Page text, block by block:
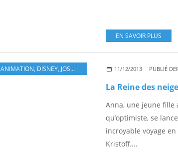
EN SAVOIR PLUS
ANIMATION, DISNEY, JOSH GAD ALAN TUDYK11/12/2013 PUBLIÉ
La Reine des
Anna, une jeune fille
qu’optimiste, se
incroyable voyage
Kristoff,...